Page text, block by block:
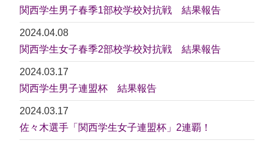
関西学生男子春季1部校学校対抗戦 結果報告
2024.04.08
関西学生女子春季2部校学校対抗戦 結果報告
2024.03.17
関西学生男子連盟杯 結果報告
2024.03.17
佐々木選手「関西学生女子連盟杯」2連覇！